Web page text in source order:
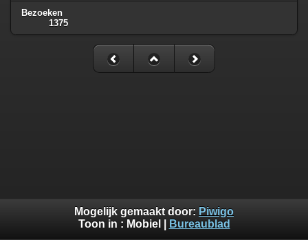
Bezoeken
1375
Mogelijk gemaakt door: Piwigo
Toon in : Mobiel Bureaublad